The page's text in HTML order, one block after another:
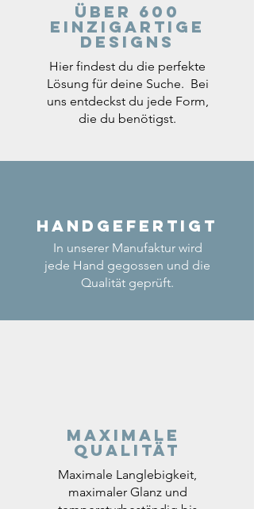
Über 600
einzigartige
Designs
Hier findest du die perfekte
Lösung für deine Suche. Bei
uns entdeckst du jede Form,
die du benötigst.
Handgefertigt
In unserer Manufaktur wird
jede Hand gegossen und die
Qualität geprüft.
Maximale
Qualität
Maximale Langlebigkeit,
maximaler Glanz und